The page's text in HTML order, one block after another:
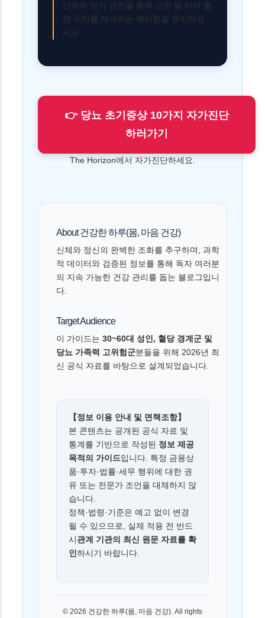
단위의 정기 검진을 통해 신장 및 미세 혈
관 수치를 체크하는 예리함을 유지하십
시오.
👉 당뇨 초기증상 10가지 자가진단
하러가기
The Horizon에서 자가진단하세요.
About 건강한 하루(몸, 마음 건강)
신체와 정신의 완벽한 조화를 추구하며, 과학
적 데이터와 검증된 정보를 통해 독자 여러분
의 지속 가능한 건강 관리를 돕는 블로그입니
다.
Target Audience
이 가이드는 30~60대 성인, 혈당 경계군 및
당뇨 가족력 고위험군분들을 위해 2026년 최
신 공식 자료를 바탕으로 설계되었습니다.
【정보 이용 안내 및 면책조항】
본 콘텐츠는 공개된 공식 자료 및
통계를 기반으로 작성된 정보 제공
목적의 가이드입니다. 특정 금융상
품·투자·법률·세무 행위에 대한 권
유 또는 전문가 조언을 대체하지 않
습니다.
정책·법령·기준은 예고 없이 변경
될 수 있으므로, 실제 적용 전 반드
시관계 기관의 최신 원문 자료를 확
인 하시기 바랍니다.
© 2026 건강한 하루(몸, 마음 건강). All rights